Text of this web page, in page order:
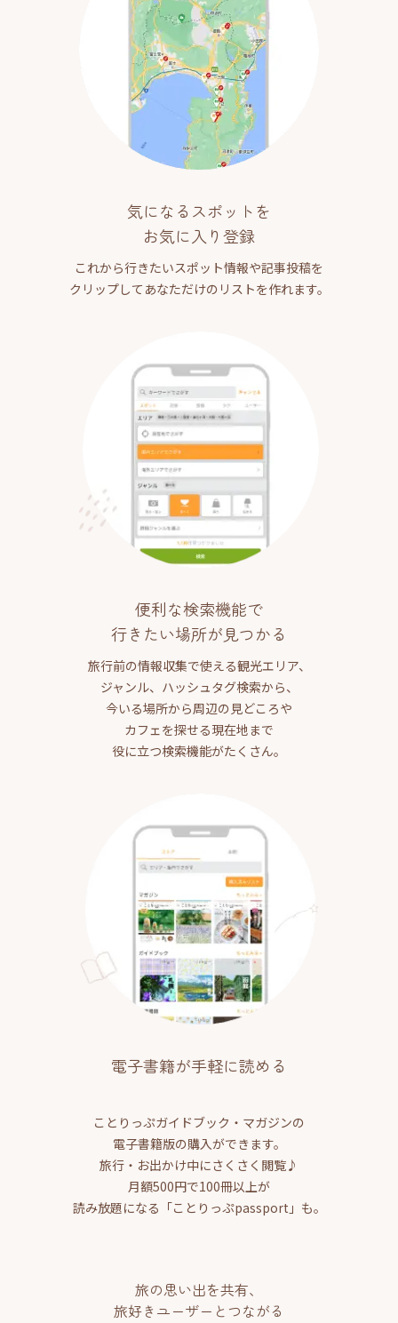
気になるスポットを
お気に入り登録
これから行きたいスポット情報や記事投稿を
クリップしてあなただけのリストを作れます。
便利な検索機能で
行きたい場所が見つかる
旅行前の情報収集で使える観光エリア、
ジャンル、ハッシュタグ検索から、
今いる場所から周辺の見どころや
カフェを探せる現在地まで
役に立つ検索機能がたくさん。
電子書籍が手軽に読める
ことりっぷガイドブック・マガジンの
電子書籍版の購入ができます。
旅行・お出かけ中にさくさく閲覧♪
月額500円で100冊以上が
読み放題になる「ことりっぷpassport」も。
旅の思い出を共有、
旅好きユーザーとつながる